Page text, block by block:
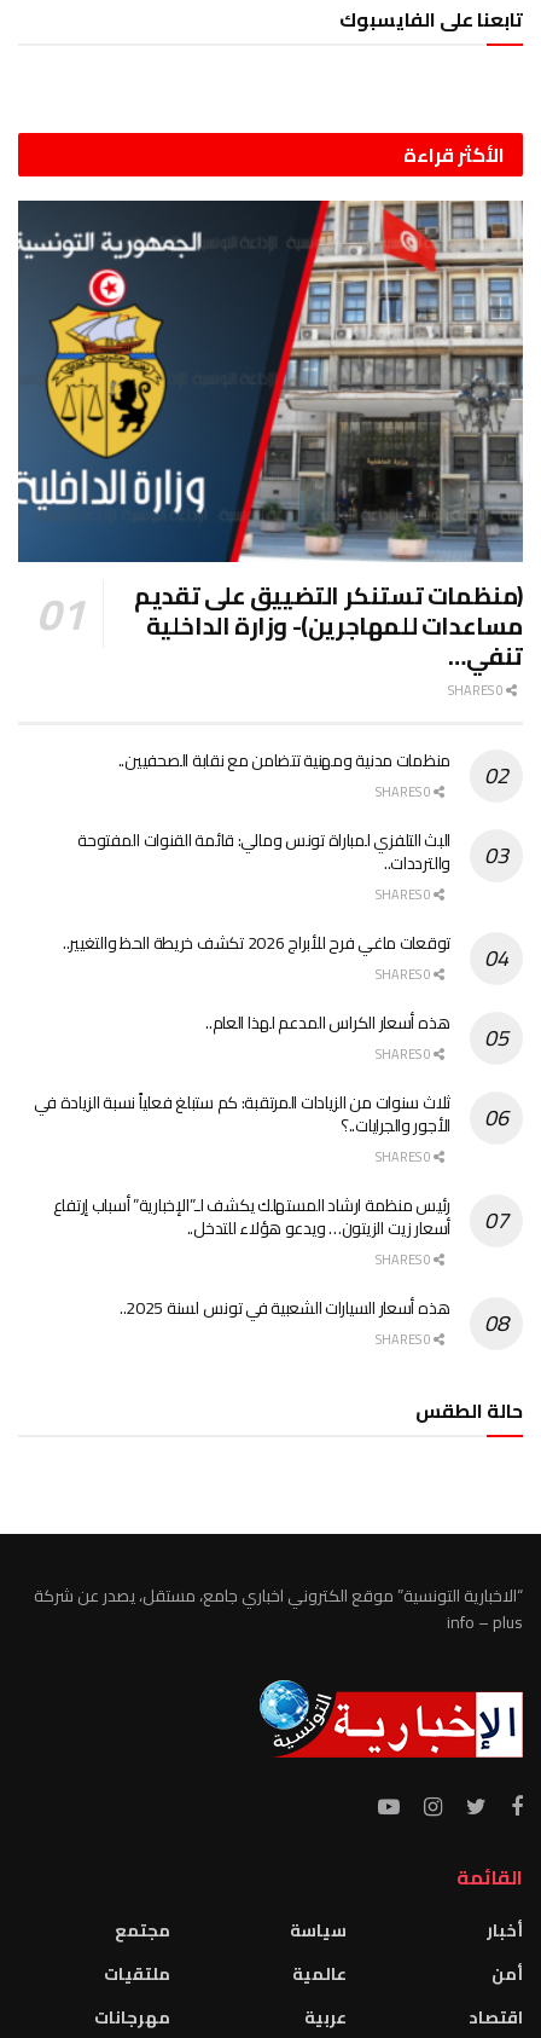
تابعنا على الفايسبوك
الأكثر قراءة
(منظمات تستنكر التضييق على تقديم
مساعدات للمهاجرين)- وزارة الداخلية
تنفي…
منظمات مدنية ومهنية تتضامن مع نقابة الصحفيين..
البث التلفزي لمباراة تونس ومالي: قائمة القنوات المفتوحة
والترددات..
توقعات ماغي فرح للأبراج 2026 تكشف خريطة الحظ والتغيير..
هذه أسعار الكراس المدعم لهذا العام..
ثلاث سنوات من الزيادات المرتقبة: كم ستبلغ فعلياً نسبة الزيادة في
الأجور والجرايات..؟
رئيس منظمة ارشاد المستهلك يكشف لـ”الإخبارية” أسباب إرتفاع
أسعار زيت الزيتون… ويدعو هؤلاء للتدخل..
هذه أسعار السيارات الشعبية في تونس لسنة 2025..
حالة الطقس
“الاخبارية التونسية” موقع الكتروني اخباري جامع، مستقل، يصدر عن شركة
info – plus
القائمة
أخبار
أمن
اقتصاد
سياسة
عالمية
عربية
مجتمع
ملتقيات
مهرجانات